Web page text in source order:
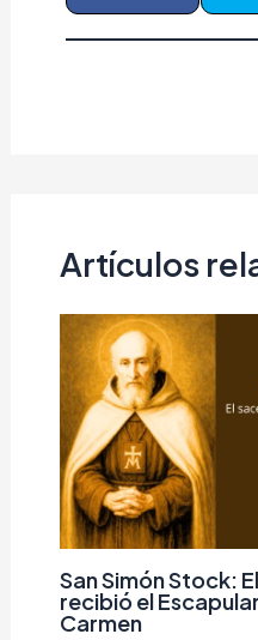
Artículos
San Simón Stock:
recibió el
Carmen